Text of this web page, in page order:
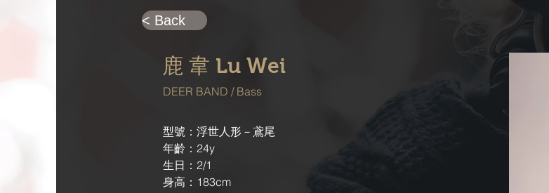
< Back
鹿 韋 Lu Wei
DEER BAND / Bass
型號：浮世人形－鳶尾
年齡：24y
生日：2/1
身高：183cm